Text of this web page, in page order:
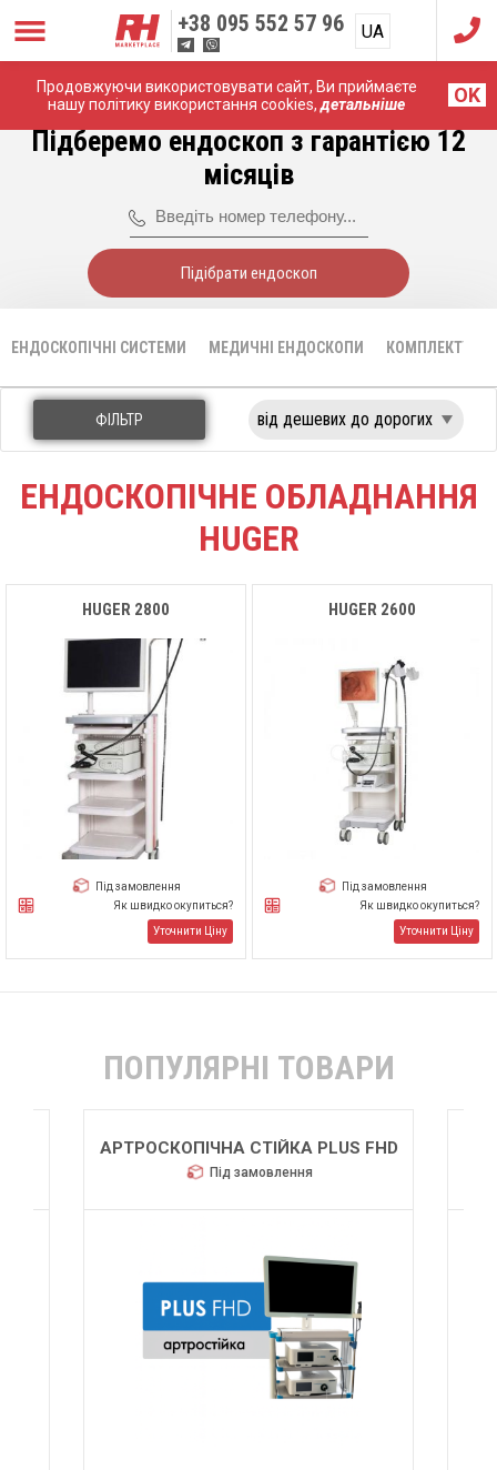
Продовжуючи використовувати сайт, Ви приймаєте
нашу політику використання cookies,детальніше OK
+38 095 552 57 96 UA
RU
Головна Ендоскопічні системи Huger
Підберемо ендоскоп з гарантією 12
місяців
Підібрати ендоскоп
ЕНДОСКОПІЧНІ СИСТЕМИ МЕДИЧНІ ЕНДОСКОПИ
ФІЛЬТР
ЕНДОСКОПІЧНЕ ОБЛАДНАННЯ
HUGER
HUGER 2800
Під замовлення
Як швидко окупиться?
Уточнити Ціну
HUGER 2600
Під замовлення
Як швидко окупиться?
Уточнити Ціну
ПОПУЛЯРНІ ТОВАРИ
АРТРОСКОПІЧНА СТІЙКА PLUS FHD
Під замовлення